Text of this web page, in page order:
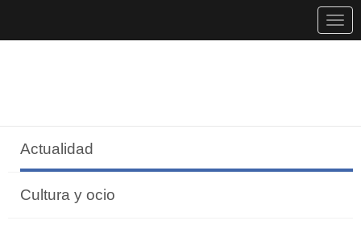
Actualidad
Cultura y ocio